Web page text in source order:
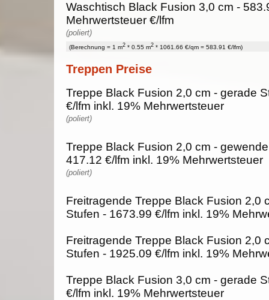
Waschtisch Black Fusion 3,0 cm -
Mehrwertsteuer €/lfm
(poliert)
(Berechnung = 1 m2 * 0.55 m2 * 1061.66 €/qm = 583.91 €/lfm)
Treppen Preise
Treppe Black Fusion 2,0 cm - gerade
€/lfm inkl. 19% Mehrwertsteuer
(poliert)
Treppe Black Fusion 2,0 cm -
417.12 €/lfm inkl. 19% Mehrwertsteuer
(poliert)
Freitragende Treppe Black Fusion 2,0
Stufen - 1673.99 €/lfm inkl. 19%
Freitragende Treppe Black Fusion 2,0
Stufen - 1925.09 €/lfm inkl. 19%
Treppe Black Fusion 3,0 cm - gerade
€/lfm inkl. 19% Mehrwertsteuer